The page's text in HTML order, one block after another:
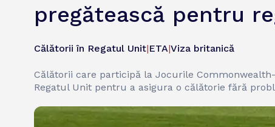
pregătească pentru
Călătorii în Regatul Unit|ETA|Viza britanică
Călătorii care participă la Jocurile
Regatul Unit pentru a asigura o călătorie fără